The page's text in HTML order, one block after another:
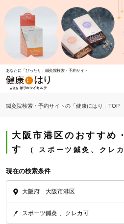
あなたに「ぴったり」鍼灸院検索・予約サイト
鍼灸院検索・予約サイトの「健康にはり」TOP
大阪市港区のおすすめ
す
スポーツ鍼灸、クレ
現在の検索条件
大阪府 大阪市港区
スポーツ鍼灸 クレカ可
「健康にはりを見た」